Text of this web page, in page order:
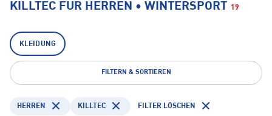
KILLTEC FÜR HERREN • WINTERSPORT 19
KLEIDUNG
FILTERN & SORTIEREN
HERREN KILLTEC FILTER LÖSCHEN